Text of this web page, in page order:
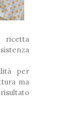
per
ma